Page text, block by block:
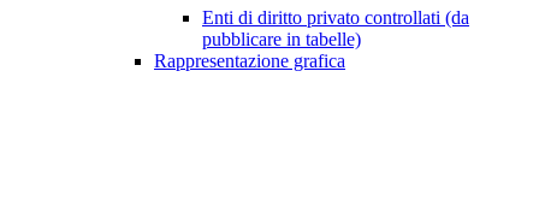
Enti di diritto privato controllati (da
pubblicare in tabelle)
Rappresentazione grafica